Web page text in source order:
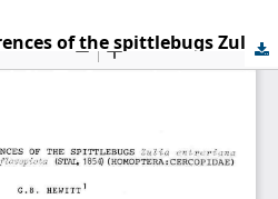
Ovipositional preferences of the spittlebugs Zulia entreriana (Berg, 1879) and Deois flavopicta (Stal 1854) (Homoptera: Cercopidae)